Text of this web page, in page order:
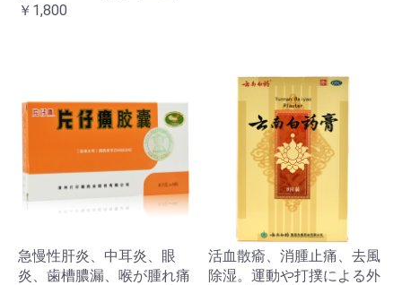
￥1,800
急慢性肝炎、中耳炎、眼
炎、歯槽膿漏、喉が腫れ痛
活血散瘉、消腫止痛、去風
除湿。運動や打撲による外